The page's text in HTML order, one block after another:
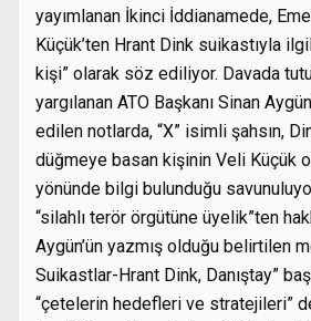
yayımlanan İkinci İddianamede,
Küçük’ten Hrant Dink suikastıyla
kişi” olarak söz ediliyor. Davada
yargılanan ATO Başkanı Sinan
edilen notlarda, “X” isimli şahsın,
düğmeye basan kişinin Veli Küçük
yönünde bilgi bulunduğu
“silahlı terör örgütüne üyelik”ten
Aygün’ün yazmış olduğu belirtilen
Suikastlar-Hrant Dink, Danıştay”
“çetelerin hedefleri ve stratejileri”